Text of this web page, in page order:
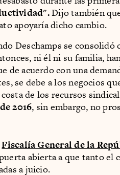
Dijo también
apoyaría dicho cambio.
Deschamps se
ni él ni su familia,
de acuerdo con una
se debe a los negocios
de los recursos
2016, sin embargo, no
Fiscalía General de la
abierta a que tanto el
a juicio.